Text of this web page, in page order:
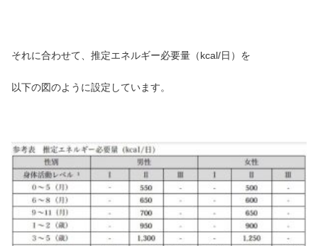
それに合わせて、推定エネルギー必要量（kcal/日）を
以下の図のように設定しています。